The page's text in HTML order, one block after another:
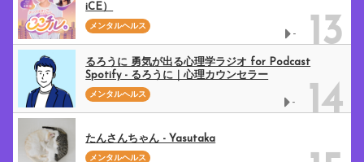
- 13
iCE）
メンタルヘルス
- 14
るろうに 勇気が出る心理学ラジオ for Podcast
Spotify - るろうに｜心理カウンセラー
メンタルヘルス
たんさんちゃん - Yasutaka
メンタルヘルス